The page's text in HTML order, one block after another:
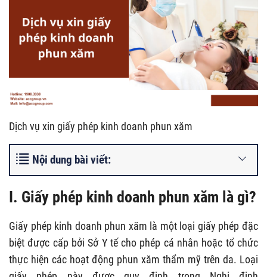
Dịch vụ xin giấy phép kinh doanh phun xăm
Nội dung bài viết:
I. Giấy phép kinh doanh phun xăm là gì?
Giấy phép kinh doanh phun xăm là một loại giấy phép đặc
biệt được cấp bởi Sở Y tế cho phép cá nhân hoặc tổ chức
thực hiện các hoạt động phun xăm thẩm mỹ trên da. Loại